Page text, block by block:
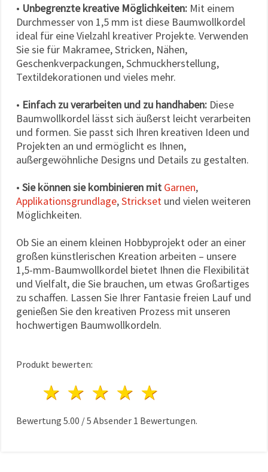
• Unbegrenzte kreative Möglichkeiten: Mit einem
Durchmesser von 1,5 mm ist diese Baumwollkordel
ideal für eine Vielzahl kreativer Projekte. Verwenden
Sie sie für Makramee, Stricken, Nähen,
Geschenkverpackungen, Schmuckherstellung,
Textildekorationen und vieles mehr.
• Einfach zu verarbeiten und zu handhaben: Diese
Baumwollkordel lässt sich äußerst leicht verarbeiten
und formen. Sie passt sich Ihren kreativen Ideen und
Projekten an und ermöglicht es Ihnen,
außergewöhnliche Designs und Details zu gestalten.
• Sie können sie kombinieren mit Garnen,
Applikationsgrundlage,Strickset und vielen weiteren
Möglichkeiten.
Ob Sie an einem kleinen Hobbyprojekt oder an einer
großen künstlerischen Kreation arbeiten – unsere
1,5-mm-Baumwollkordel bietet Ihnen die Flexibilität
und Vielfalt, die Sie brauchen, um etwas Großartiges
zu schaffen. Lassen Sie Ihrer Fantasie freien Lauf und
genießen Sie den kreativen Prozess mit unseren
hochwertigen Baumwollkordeln.
Produkt bewerten:
4 Sterne
3 Sterne
2 Sterne
1 Stern
Bewertung 5.00 /5 Absender 1 Bewertungen.